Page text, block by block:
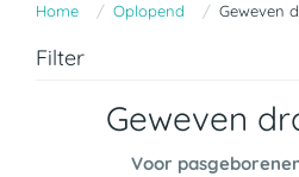
Home Oplopend Geweven
Filter
Geweven
Voor